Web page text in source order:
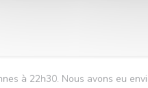
à 22h30. Nous avons eu